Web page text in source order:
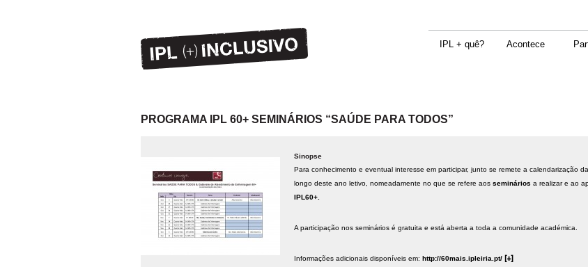
IPL + quê? Acontece
PROGRAMA IPL 60+ SEMINÁRIOS “SAÚDE PARA TODOS”
Sinopse
Para conhecimento e eventual interesse em participar, junto se remete a calendarização
longo deste ano letivo, nomeadamente no que se refere aos seminários a realizar e ao
IPL60+.
A participação nos seminários é gratuita e está aberta a toda a comunidade académica.
Informações adicionais disponíveis em: http://60mais.ipleiria.pt/ [+]